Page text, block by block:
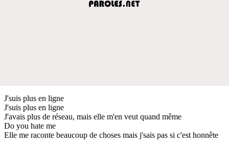
J'suis plus en ligne
J'suis plus en ligne
J'avais plus de réseau, mais elle m'en veut quand même
Do you hate me
Elle me raconte beaucoup de choses mais j'sais pas si c'est honnête